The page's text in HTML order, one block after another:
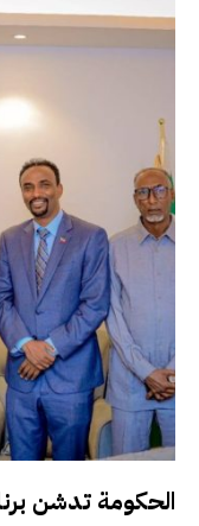
الحكومة تدشن